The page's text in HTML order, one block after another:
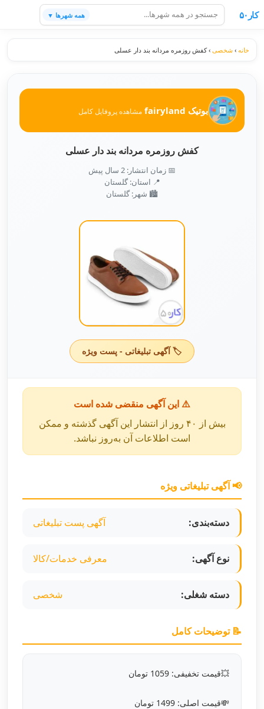
کار۵۰ همه شهرها ▼
خانه › شخصی ›کفش روزمره مردانه بند دار عسلی
بوتیک fairyland مشاهده پروفایل کامل
کفش روزمره مردانه بند دار عسلی
📅 زمان انتشار: 2 سال پیش
📍 استان: گلستان
🏙️ شهر: گلستان
🏷️ آگهی تبلیغاتی - پست ویژه
⚠️ این آگهی منقضی شده است
بیش از ۴۰ روز از انتشار این آگهی گذشته و ممکن
است اطلاعات آن به‌روز نباشد.
📢 آگهی تبلیغاتی ویژه
دسته‌بندی: آگهی پست تبلیغاتی
نوع آگهی: معرفی خدمات/کالا
دسته شغلی: شخصی
📝 توضیحات کامل
💥قیمت تخفیفی: 1059 تومان
💸قیمت اصلی: 1499 تومان